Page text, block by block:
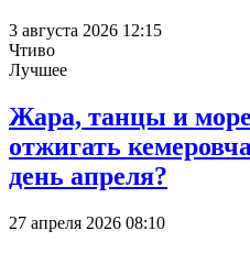
3 августа 2026 12:15
Чтиво
Лучшее
Жара, танцы и
отжигать
день апреля?
27 апреля 2026 08:10